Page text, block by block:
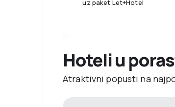
uz paket Let+Hotel
Hoteli u
Atraktivni popusti na